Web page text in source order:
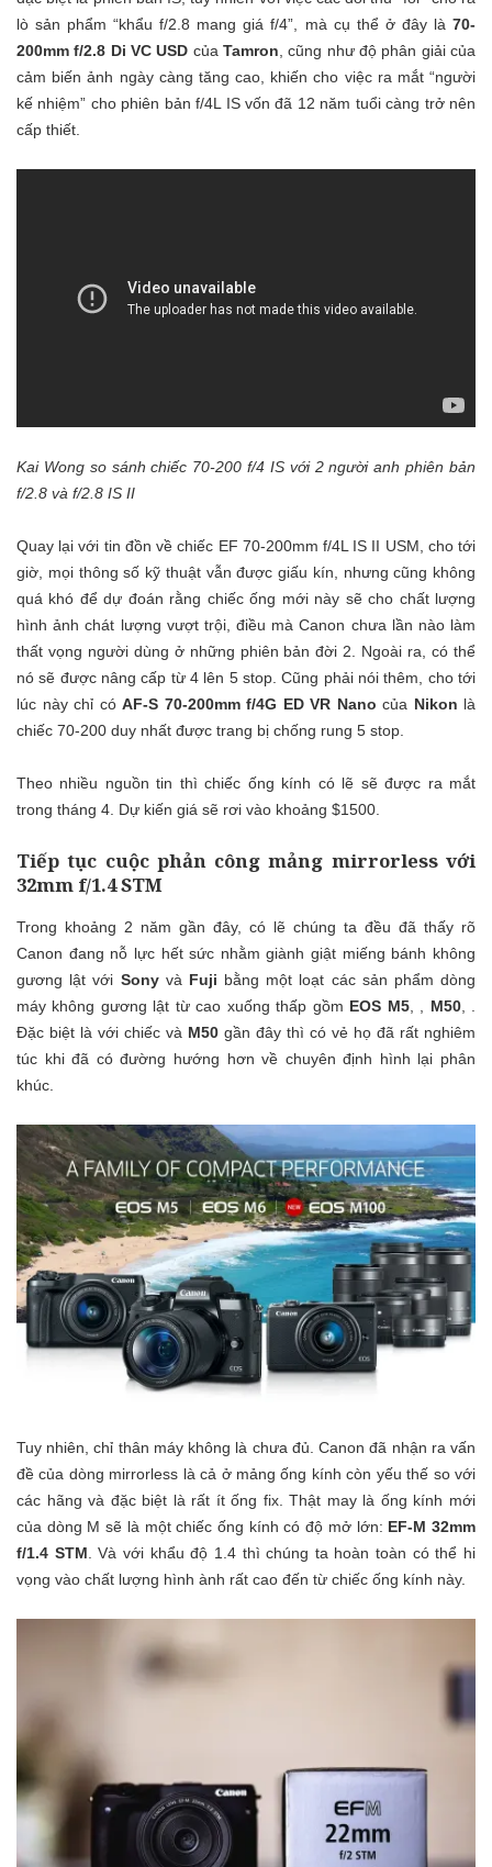
lò sản phẩm “khẩu f/2.8 mang giá f/4”, mà cụ thể ở đây là 70-
200mm f/2.8 Di VC USD củaTamron, cũng như độ phân giải của
cảm biến ảnh ngày càng tăng cao, khiến cho việc ra mắt “người
kế nhiệm” cho phiên bản f/4L IS vốn đã 12 năm tuổi càng trở nên
cấp thiết.
Kai Wong so sánh chiếc 70-200 f/4 IS với 2 người anh phiên bản
f/2.8 và f/2.8 IS II
Quay lại với tin đồn về chiếc EF 70-200mm f/4L IS II USM, cho tới
giờ, mọi thông số kỹ thuật vẫn được giấu kín, nhưng cũng không
quá khó để dự đoán rằng chiếc ống mới này sẽ cho chất lượng
hình ảnh chát lượng vượt trội, điều mà Canon chưa lần nào làm
thất vọng người dùng ở những phiên bản đời 2. Ngoài ra, có thể
nó sẽ được nâng cấp từ 4 lên 5 stop. Cũng phải nói thêm, cho tới
lúc này chỉ có AF-S 70-200mm f/4G ED VR Nano của Nikon là
chiếc 70-200 duy nhất được trang bị chống rung 5 stop.
Theo nhiều nguồn tin thì chiếc ống kính có lẽ sẽ được ra mắt
trong tháng 4. Dự kiến giá sẽ rơi vào khoảng $1500.
Tiếp tục cuộc phản công mảng mirrorless với
32mm f/1.4 STM
Trong khoảng 2 năm gần đây, có lẽ chúng ta đều đã thấy rõ
Canon đang nỗ lực hết sức nhằm giành giật miếng bánh không
gương lật với Sonyvà Fuji bằng một loạt các sản phẩm dòng
máy không gương lật từ cao xuống thấp gồm EOS M5, , M50, .
Đặc biệt là với chiếc và M50 gần đây thì có vẻ họ đã rất nghiêm
túc khi đã có đường hướng hơn về chuyên định hình lại phân
khúc.
Tuy nhiên, chỉ thân máy không là chưa đủ. Canon đã nhận ra vấn
đề của dòng mirrorless là cả ở mảng ống kính còn yếu thế so với
các hãng và đặc biệt là rất ít ống fix. Thật may là ống kính mới
của dòng M sẽ là một chiếc ống kính có độ mở lớn: EF-M 32mm
f/1.4 STM . Và với khẩu độ 1.4 thì chúng ta hoàn toàn có thể hi
vọng vào chất lượng hình ành rất cao đến từ chiếc ống kính này.